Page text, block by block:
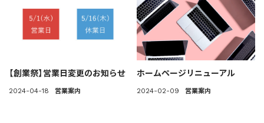
【創業祭】営業日変更のお知らせ
2024-04-18 営業案内
ホームページリニューアル
2024-02-09 営業案内